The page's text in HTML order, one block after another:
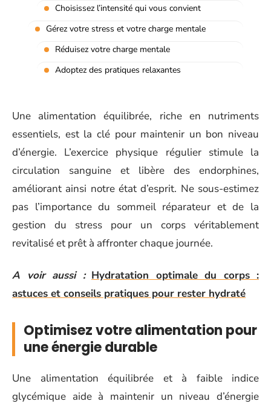
Choisissez l’intensité qui vous convient
Gérez votre stress et votre charge mentale
Réduisez votre charge mentale
Adoptez des pratiques relaxantes
Une alimentation équilibrée, riche en nutriments
essentiels, est la clé pour maintenir un bon niveau
d’énergie. L’exercice physique régulier stimule la
circulation sanguine et libère des endorphines,
améliorant ainsi notre état d’esprit. Ne sous-estimez
pas l’importance du sommeil réparateur et de la
gestion du stress pour un corps véritablement
revitalisé et prêt à affronter chaque journée.
A voir aussi : Hydratation optimale du corps :
astuces et conseils pratiques pour rester hydraté
Optimisez votre alimentation pour
une énergie durable
Une alimentation équilibrée et à faible indice
glycémique aide à maintenir un niveau d’énergie